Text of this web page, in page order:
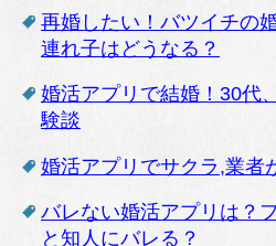
再婚したい！バツイチの
連れ子はどうなる？
婚活アプリで結婚！30代
験談
婚活アプリでサクラ,業者
バレない婚活アプリは？
と知人にバレる？